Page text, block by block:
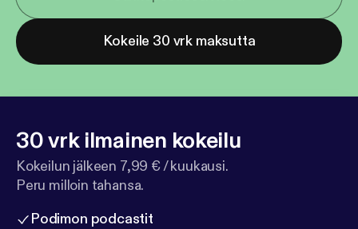
Kokeile 30 vrk maksutta
30 vrk ilmainen kokeilu
Kokeilun jälkeen 7,99 € / kuukausi.
Peru milloin tahansa.
Podimon podcastit